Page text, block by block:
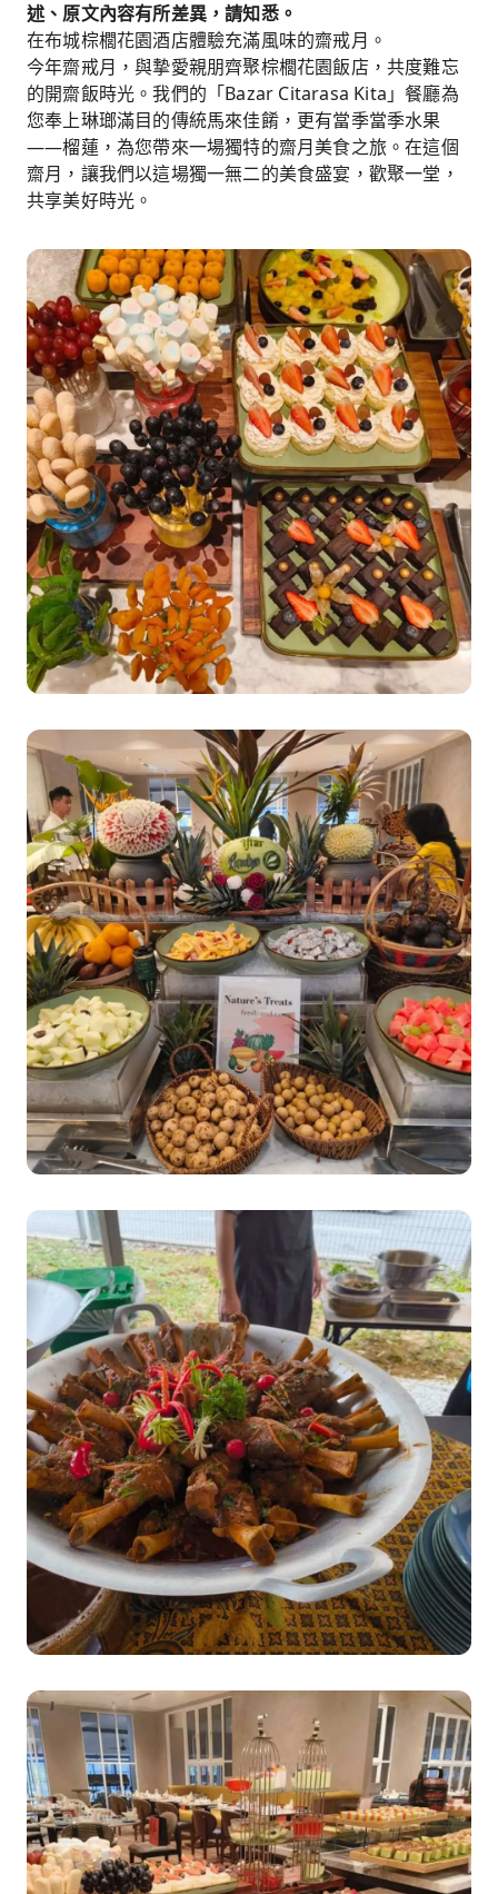
述、原文內容有所差異，請知悉。
在布城棕櫚花園酒店體驗充滿風味的齋戒月。
今年齋戒月，與摯愛親朋齊聚棕櫚花園飯店，共度難忘
的開齋飯時光。我們的「Bazar Citarasa Kita」餐廳為
您奉上琳瑯滿目的傳統馬來佳餚，更有當季當季水果
——榴蓮，為您帶來一場獨特的齋月美食之旅。在這個
齋月，讓我們以這場獨一無二的美食盛宴，歡聚一堂，
共享美好時光。